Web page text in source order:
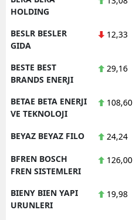
HOLDING
BESLR BESLER
GIDA
12,33
BESTE BEST
BRANDS ENERJI
29,16
BETAE BETA ENERJI
VE TEKNOLOJI
108,60
BEYAZ BEYAZ FILO 24,24
BFREN BOSCH
FREN SISTEMLERI
126,00
BIENY BIEN YAPI
URUNLERI
19,98